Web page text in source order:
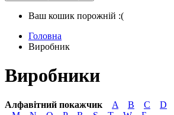
Ваш кошик порожній :(
Головна
Виробник
Виробники
Алфавітний покажчик A B C D